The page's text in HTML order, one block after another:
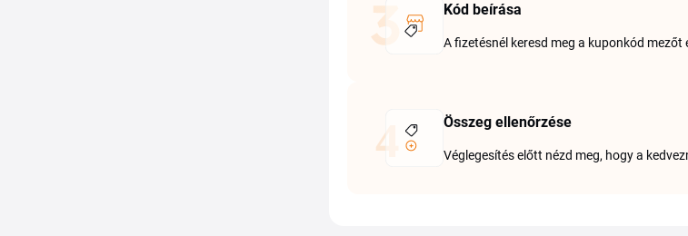
Kód beírása
A fizetésnél keresd meg a kuponkód
Összeg ellenőrzése
Véglegesítés előtt nézd meg, hogy a